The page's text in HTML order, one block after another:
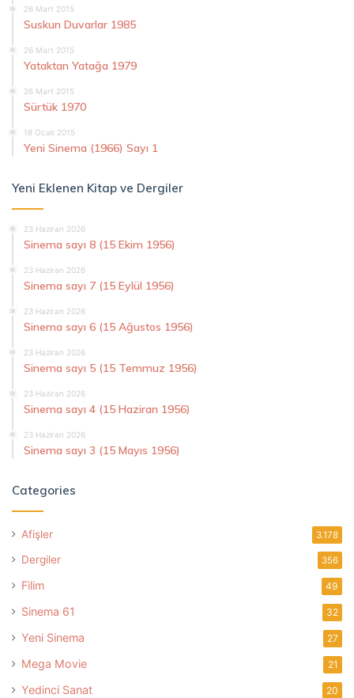
26 Mart 2015
Suskun Duvarlar 1985
26 Mart 2015
Yataktan Yatağa 1979
26 Mart 2015
Sürtük 1970
18 Ocak 2015
Yeni Sinema (1966) Sayı 1
Yeni Eklenen Kitap ve Dergiler
23 Haziran 2026
Sinema sayı 8 (15 Ekim 1956)
23 Haziran 2026
Sinema sayı 7 (15 Eylül 1956)
23 Haziran 2026
Sinema sayı 6 (15 Ağustos 1956)
23 Haziran 2026
Sinema sayı 5 (15 Temmuz 1956)
23 Haziran 2026
Sinema sayı 4 (15 Haziran 1956)
23 Haziran 2026
Sinema sayı 3 (15 Mayıs 1956)
Categories
Afişler 3.178
Dergiler 356
Filim 49
Sinema 61 32
Yeni Sinema 27
Mega Movie 21
Yedinci Sanat 20